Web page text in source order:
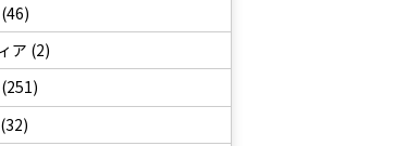
ア (2)